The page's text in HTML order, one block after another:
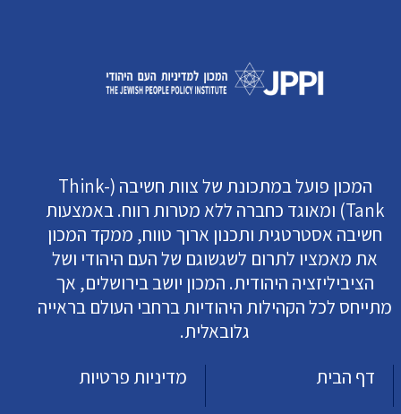
המכון פועל במתכונת של צוות חשיבה (Think-
Tank) ומאוגד כחברה ללא מטרות רווח. באמצעות
חשיבה אסטרטגית ותכנון ארוך טווח, ממקד המכון
את מאמציו לתרום לשגשוגם של העם היהודי ושל
הציביליזציה היהודית. המכון יושב בירושלים, אך
מתייחס לכל הקהילות היהודיות ברחבי העולם בראייה
גלובאלית.
דף הבית
מדיניות פרטיות